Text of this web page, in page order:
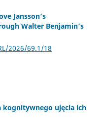
Jansson’s
Walter Benjamin’s
2026/69.1/18
ujęcia ich